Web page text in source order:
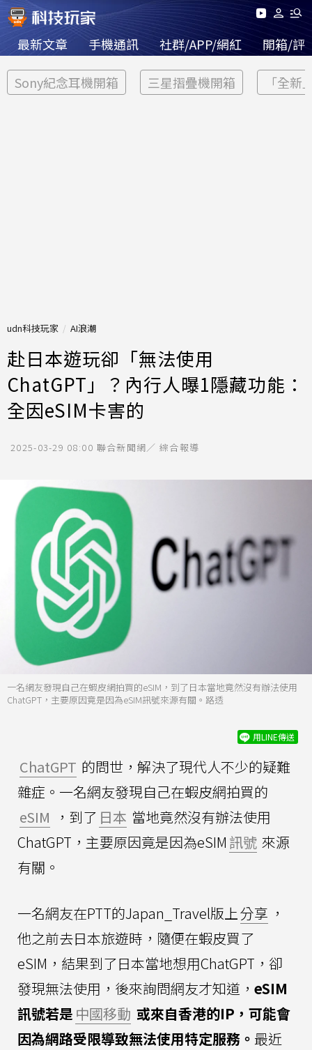
最新文章 手機通訊 社群/APP/網紅 開箱/評
Sony紀念耳機開箱 三星摺疊機開箱 「全新
udn科技玩家 AI浪潮
赴日本遊玩卻「無法使用
ChatGPT」？內行人曝1隱藏功能：
全因eSIM卡害的
2025-03-29 08:00 聯合新聞網／ 綜合報導
一名網友發現自己在蝦皮網拍買的eSIM，到了日本當地竟然沒有辦法使用
ChatGPT，主要原因竟是因為eSIM訊號來源有關。路透
用LINE傳送
ChatGPT 的問世，解決了現代人不少的疑難
雜症。一名網友發現自己在蝦皮網拍買的
eSIM ，到了 日本 當地竟然沒有辦法使用
ChatGPT，主要原因竟是因為eSIM 訊號 來源
有關。
一名網友在PTT的Japan_Travel版上分享 ，
他之前去日本旅遊時，隨便在蝦皮買了
eSIM，結果到了日本當地想用ChatGPT，卻
發現無法使用，後來詢問網友才知道， eSIM
訊號若是 中國移動 或來自香港的IP，可能會
因為網路受限導致無法使用特定服務。 最近